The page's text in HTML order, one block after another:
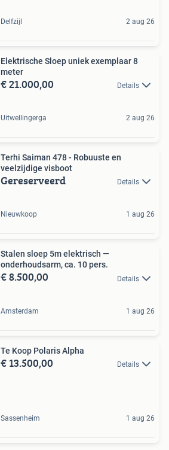
Delfzijl 2 aug 26
Elektrische Sloep uniek exemplaar 8
meter
€ 21.000,00 Details
Uitwellingerga 2 aug 26
Terhi Saiman 478 - Robuuste en
veelzijdige visboot
Gereserveerd Details
Nieuwkoop 1 aug 26
Stalen sloep 5m elektrisch —
onderhoudsarm, ca. 10 pers.
€ 8.500,00 Details
Amsterdam 1 aug 26
Te Koop Polaris Alpha
€ 13.500,00 Details
Sassenheim 1 aug 26